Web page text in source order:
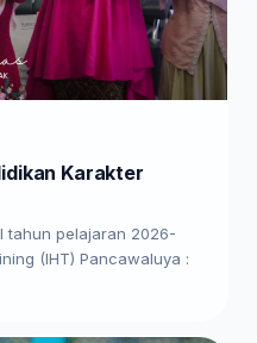
Karakter
tahun pelajaran 2026-
(IHT) Pancawaluya :